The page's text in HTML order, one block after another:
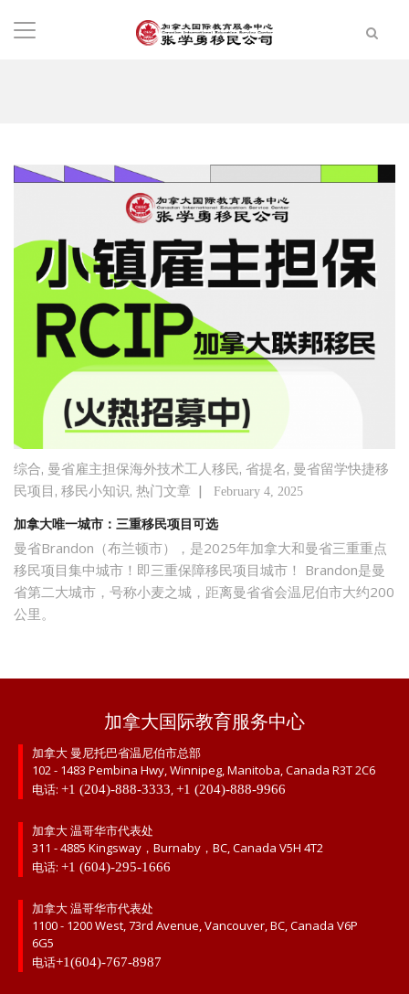
综合, 曼省雇主担保海外技术工人移民, 省提名, 曼省留学快捷移
民项目 , 移民小知识, 热门文章 | February 4, 2025
加拿大唯一城市：三重移民项目可选
曼省Brandon（布兰顿市），是2025年加拿大和曼省三重重点
移民项目集中城市！即三重保障移民项目城市！ Brandon是曼
省第二大城市，号称小麦之城，距离曼省省会温尼伯市大约200
公里。
加拿大国际教育服务中心
加拿大 曼尼托巴省温尼伯市总部
102 - 1483 Pembina Hwy, Winnipeg, Manitoba, Canada R3T 2C6
电话: +1 (204)-888-3333,+1 (204)-888-9966
加拿大 温哥华市代表处
311 - 4885 Kingsway，Burnaby，BC, Canada V5H 4T2
电话: +1 (604)-295-1666
加拿大 温哥华市代表处
1100 - 1200 West, 73rd Avenue, Vancouver, BC, Canada V6P
6G5
电话+1(604)-767-8987